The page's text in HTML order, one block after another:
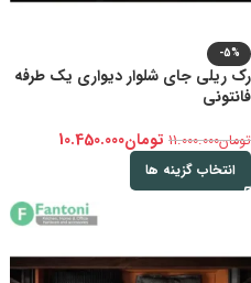
-5%
رک ریلی جای شلوار دیواری یک طرفه
فانتونی
تومان11.000.000 تومان10.450.000
انتخاب گزینه ها